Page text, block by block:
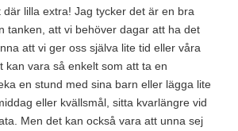
där lilla extra! Jag tycker det är en bra
tanken, att vi behöver dagar att ha det
att vi ger oss själva lite tid eller våra
kan vara så enkelt som att ta en
en stund med sina barn eller lägga lite
eller kvällsmål, sitta kvarlängre vid
Men det kan också vara att unna sej